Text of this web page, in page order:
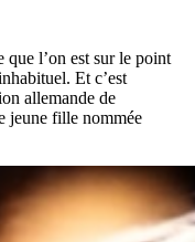
que l’on est sur le point
Et c’est
allemande de
jeune fille nommée